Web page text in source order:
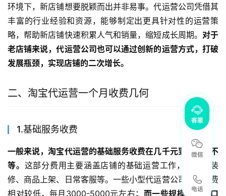
环境下，新店铺想要脱颖而出并非易事。代运营公司凭借其
丰富的行业经验和资源，能够制定出更具针对性的运营策
略，帮助新店铺快速积累人气和销量，缩短成长周期。 对于
老店铺来说，代运营公司也可以通过创新的运营方式，打破
发展瓶颈，实现店铺的二次增长。
二、淘宝代运营一个月收费几何
1.基础服务收费
一般来说，淘宝代运营的基础服务收费在几千元到上万元不
等。 这部分费用主要涵盖店铺的基础运营工作，如店铺装
修、商品上架、日常客服等。一些小型代运营公司可能收费
相对较低，每月3000-5000元左右； 而一些规模较大、口